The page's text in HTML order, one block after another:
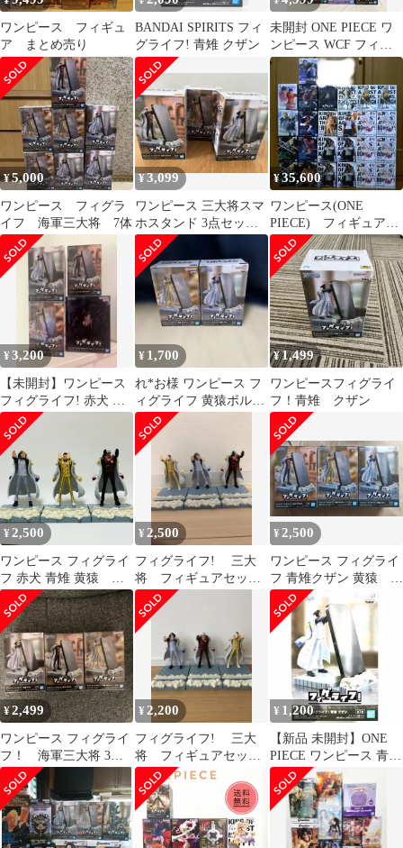
ワンピース フィギュ
ア まとめ売り
BANDAI SPIRITS フィ
グライフ! 青雉 クザン
未開封 ONE PIECE ワ
ンピース WCF フィグ
ライフ まとめ 6種セッ
ト LF7032 f099
¥5,000
ワンピース フィグラ
イフ 海軍三大将 7体
¥3,099
ワンピース 三大将スマ
ホスタンド 3点セット
バンダイ
¥35,600
ワンピース(ONE
PIECE) フィギュアセ
ット
¥3,200
【未開封】ワンピース
フィグライフ! 赤犬 黄
猿 青雉+黒ひげ 4体セ
ット
¥ 1,700
れ*お様 ワンピース フ
ィグライフ 黄猿ボルサ
リーノ 青雉クザン 2種
セット
¥1,499
ワンピースフィグライ
フ！青雉 クザン
¥2,500
ワンピース フィグライ
フ 赤犬 青雉 黄猿 ス
マホスタンド
¥ 2,500
フィグライフ! 三大
将 フィギュアセッ
ト 青雉 黄猿 赤
犬 ワンピース
¥ 2,500
ワンピース フィグライ
フ 青雉クザン 黄猿 赤
犬 スマホスタンド フ
ィギュア
¥2,499
ワンピース フィグライ
フ！ 海軍三大将 3種
セット
¥ 2,200
フィグライフ! 三大
将 フィギュアセッ
ト 青雉 黄猿 赤
犬 ワンピース
¥ 1,200
【新品 未開封】ONE
PIECE ワンピース 青雉
クザン Bバンダイ